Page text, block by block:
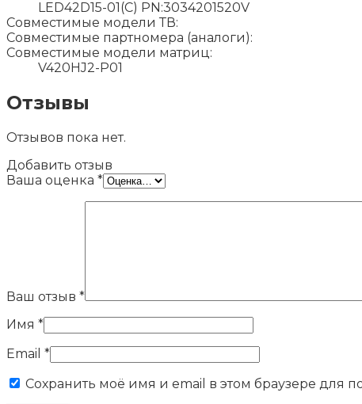
LED42D15-01(C) PN:3034201520V
Совместимые модели ТВ:
Совместимые партномера (аналоги):
Совместимые модели матриц:
V420HJ2-P01
Отзывы
Отзывов пока нет.
Добавить отзыв
Ваша оценка *
Ваш отзыв *
Имя *
Email *
Сохранить моё имя и email в этом браузере для